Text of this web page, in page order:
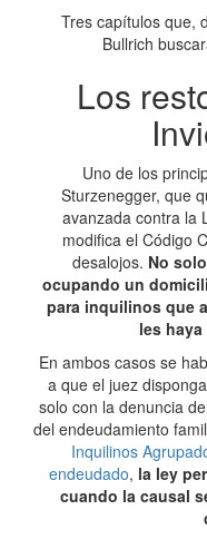
Tres capítulos que,
Bullrich
Los
Uno de los
Sturzenegger, que
avanzada contra la
modifica el Código
desalojos. No
ocupando un
para inquilinos que
les
En ambos casos se
a que el juez
solo con la denuncia
del endeudamiento
Inquilinos
endeudado, la ley
cuando la causal